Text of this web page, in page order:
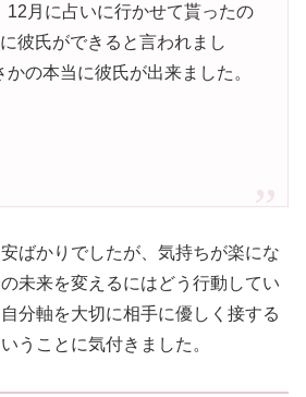
12月に占いに行かせて貰ったの
彼氏ができると言われまし
の本当に彼氏が出来ました。
ばかりでしたが、気持ちが楽にな
未来を変えるにはどう行動してい
分軸を大切に相手に優しく接する
うことに気付きました。